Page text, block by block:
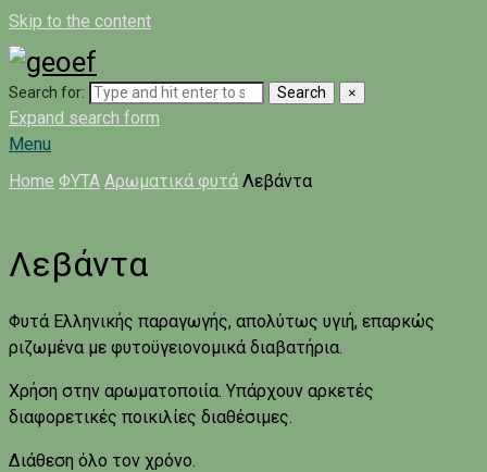
Skip to the content
Search for: Search ×
Expand search form
Menu
Home ΦΥΤΑ Αρωματικά φυτά Λεβάντα
Λεβάντα
Φυτά Ελληνικής παραγωγής, απολύτως υγιή, επαρκώς
ριζωμένα με φυτοϋγειονομικά διαβατήρια.
Χρήση στην αρωματοποιία. Υπάρχουν αρκετές
διαφορετικές ποικιλίες διαθέσιμες.
Διάθεση όλο τον χρόνο.